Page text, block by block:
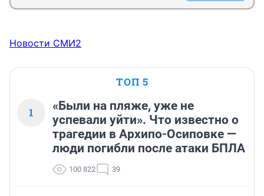
Новости СМИ2
ТОП 5
1
«Были на пляже, уже не
успевали уйти». Что известно о
трагедии в Архипо-Осиповке —
люди погибли после атаки БПЛА
100 822 39